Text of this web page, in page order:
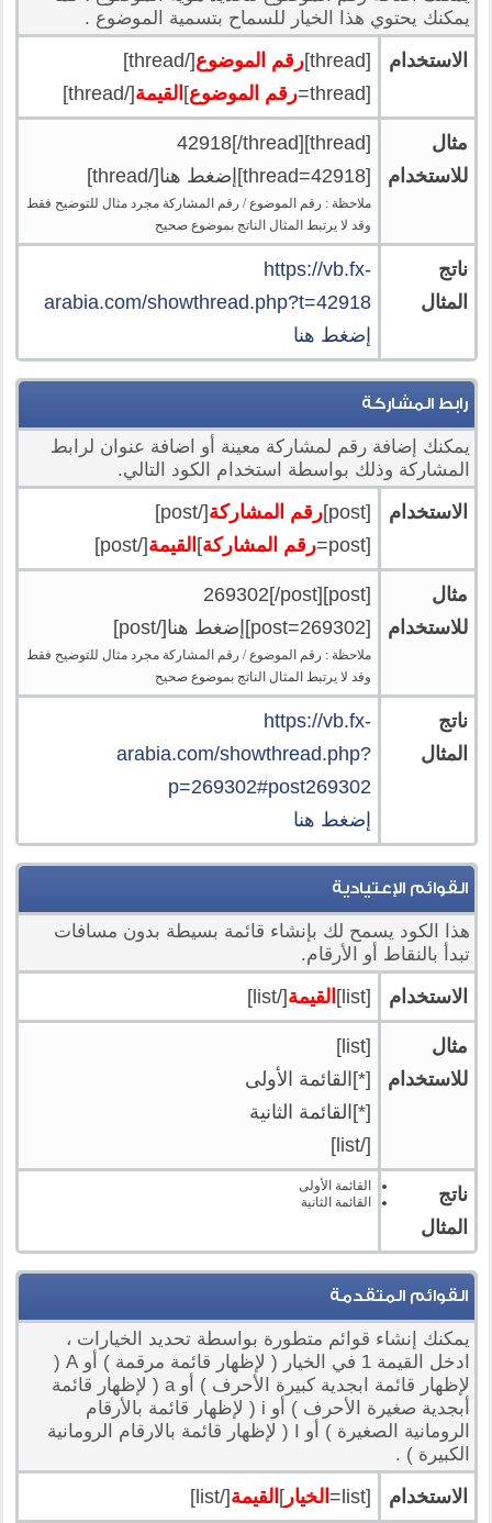
يمكنك يحتوي هذا الخيار للسماح بتسمية الموضوع .
الاستخدام [thread] رقم الموضوع[/thread]
[thread=
رقم الموضوع] القيمة[/thread]
مثال
للاستخدام
[thread]42918[/thread]
[thread=42918]إضغط هنا[/thread]
ملاحظة : رقم الموضوع / رقم المشاركة مجرد مثال للتوضيح فقط
وقد لا يرتبط المثال الناتج بموضوع صحيح
ناتج
المثال
https://vb.fx-
arabia.com/showthread.php?t=42918
إضغط هنا
رابط المشاركة
يمكنك إضافة رقم لمشاركة معينة أو اضافة عنوان لرابط
المشاركة وذلك بواسطة استخدام الكود التالي.
الاستخدام [post] رقم المشاركة[/post]
[post=
رقم المشاركة] القيمة[/post]
مثال
للاستخدام
[post]269302[/post]
[post=269302]إضغط هنا[/post]
ملاحظة : رقم الموضوع / رقم المشاركة مجرد مثال للتوضيح فقط
وقد لا يرتبط المثال الناتج بموضوع صحيح
ناتج
المثال
https://vb.fx-
arabia.com/showthread.php?
p=269302#post269302
إضغط هنا
القوائم الإعتيادية
هذا الكود يسمح لك بإنشاء قائمة بسيطة بدون مسافات
تبدأ بالنقاط أو الأرقام.
الاستخدام [list] القيمة[/list]
مثال
للاستخدام
[list]
[*]القائمة الأولى
[*]القائمة الثانية
[/list]
ناتج
المثال
القائمة الأولى
القائمة الثانية
القوائم المتقدمة
يمكنك إنشاء قوائم متطورة بواسطة تحديد الخيارات ،
ادخل القيمة 1 في الخيار ( لإظهار قائمة مرقمة ) أو A (
لإظهار قائمة ابجدية كبيرة الأحرف ) أو a ( لإظهار قائمة
أبجدية صغيرة الأحرف ) أو i ( لإظهار قائمة بالأرقام
الرومانية الصغيرة ) أو I ( لإظهار قائمة بالارقام الرومانية
الكبيرة ) .
الاستخدام [list= الخيار] القيمة[/list]